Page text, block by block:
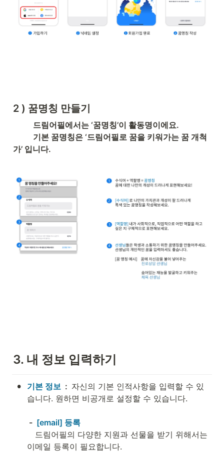
2 ) 꿈명칭 만들기
드림어필에서는 ‘꿈명칭’이 활동명이에요.
기본 꿈명칭은 ‘드림어필로 꿈을 키워가는 꿈 개척
가’ 입니다.
3. 내 정보 입력하기
• 기본 정보 : 자신의 기본 인적사항을 입력할 수 있
습니다. 원하면 비공개로 설정할 수 있습니다.
- [email] 등록
드림어필의 다양한 지원과 선물을 받기 위해서는
이메일 등록이 필요합니다.